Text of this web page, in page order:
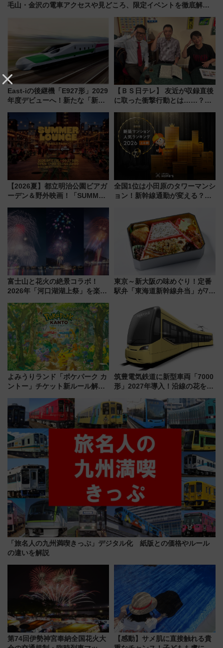
毛山・金沢の電車アクセスや見どころ、限定イベントを徹底解
East-iの後継機「E927形」2029
年度デビューへ！新たな「新幹
説【JR東日本】
【ＢＳ日テレ】 友近が収録直後
に取った衝撃行動とは……？
で極上の夏祭り鉄道旅を放送
【2026夏】都立明治公園ビアガ
ーデン＆野外映画！「SUMMER
ケジュール 夜風とビール、映画
を満喫！
全国1位は小田原のタワーマンシ
ョン！新幹線通勤が変える？
【新築マンション人気ランキン
富士山と花火の絶景コラボ！
2026年「河口湖湖上祭」を楽し
ススメ
東京～新大阪の味めぐり！定番
駅弁「東海道新幹線弁当」が7月
よみうりランド「ポケパーク カ
ントー」チケット新ルール解
本人確認が11月スタート
筑豊電気鉄道に新型車両「7000
形」2027年導入！沿線の花をイ
内は落ち着いたゆとりある空間
に
「旅名人の九州満喫きっぷ」デジタル化 紙版との価格やルール
の違いを解説
第74回伊勢神宮奉納全国花火大
【感動】サメ肌に直接触れる貴